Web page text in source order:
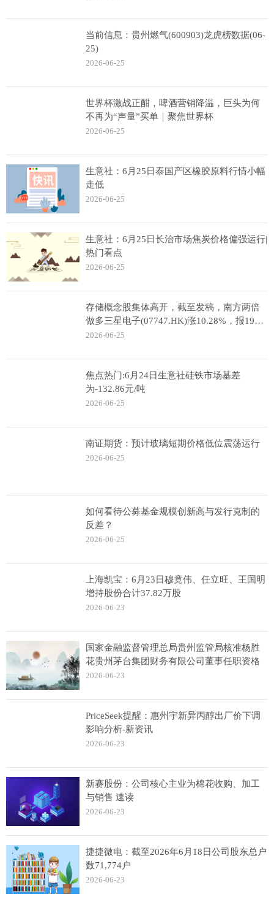
当前信息：贵州燃气(600903)龙虎榜数据(06-
25)
2026-06-25
世界杯激战正酣，啤酒营销降温，巨头为何
不再为“声量”买单｜聚焦世界杯
2026-06-25
生意社：6月25日泰国产区橡胶原料行情小幅
走低
2026-06-25
生意社：6月25日长治市场焦炭价格偏强运行|
热门看点
2026-06-25
存储概念股集体高开，截至发稿，南方两倍
做多三星电子(07747.HK)涨10.28%，报198
港元 每日聚焦
2026-06-25
焦点热门:6月24日生意社硅铁市场基差
为-132.86元/吨
2026-06-25
南证期货：预计玻璃短期价格低位震荡运行
2026-06-25
如何看待公募基金规模创新高与发行克制的
反差？
2026-06-25
上海凯宝：6月23日穆竟伟、任立旺、王国明
增持股份合计37.82万股
2026-06-23
国家金融监督管理总局贵州监管局核准杨胜
花贵州茅台集团财务有限公司董事任职资格
2026-06-23
PriceSeek提醒：惠州宇新异丙醇出厂价下调
影响分析-新资讯
2026-06-23
新赛股份：公司核心主业为棉花收购、加工
与销售 速读
2026-06-23
捷捷微电：截至2026年6月18日公司股东总户
数71,774户
2026-06-23